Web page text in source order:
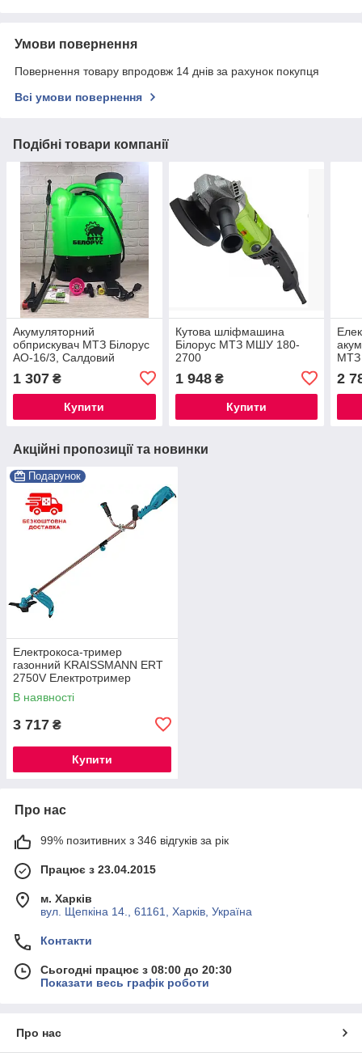
Умови повернення
Повернення товару впродовж 14 днів за рахунок покупця
Всі умови повернення
Подібні товари компанії
Акумуляторний
обприскувач МТЗ Білорус
АО-16/3, Салдовий
обприскувач® ⭐⭐⭐⭐⭐
1 307 ₴
Купити
Кутова шліфмашина
Білорус МТЗ МШУ 180-
2700
1 948₴
Купити
МТЗ
2
Акційні пропозиції та новинки
Подарунок
Електрокоса-тример
газонний KRAISSMANN ERT
2750V Електротример
(розбірний вал)
В наявності
3 717 ₴
Купити
Про нас
99% позитивних з 346 відгуків за рік
Працює з 23.04.2015
м. Харків
вул. Щепкіна 14., 61161, Харків, Україна
Контакти
Сьогодні працює з 08:00 до 20:30
Показати весь графік роботи
Про нас